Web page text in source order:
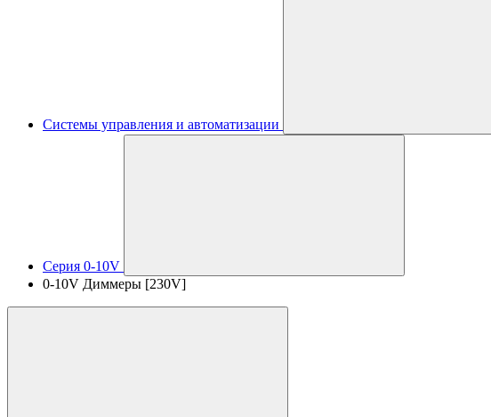
Системы управления и автоматизации
Серия 0-10V
0-10V Диммеры [230V]